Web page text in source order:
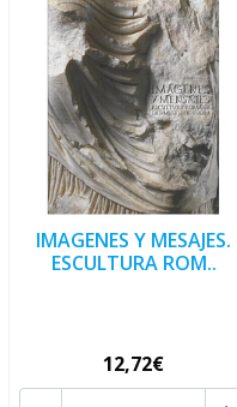
IMAGENES Y MESAJES.
ESCULTURA ROM..
12,72€